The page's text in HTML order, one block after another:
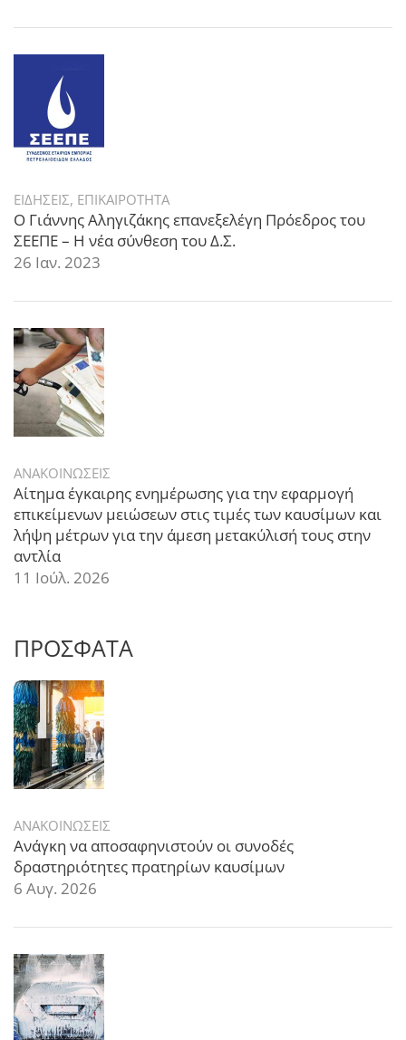
ΕΙΔΗΣΕΙΣ, ΕΠΙΚΑΙΡΟΤΗΤΑ
Ο Γιάννης Αληγιζάκης επανεξελέγη Πρόεδρος του
ΣΕΕΠΕ – Η νέα σύνθεση του Δ.Σ.
26 Ιαν. 2023
ΑΝΑΚΟΙΝΩΣΕΙΣ
Αίτημα έγκαιρης ενημέρωσης για την εφαρμογή
επικείμενων μειώσεων στις τιμές των καυσίμων και
λήψη μέτρων για την άμεση μετακύλισή τους στην
αντλία
11 Ιούλ. 2026
ΠΡΟΣΦΑΤΑ
ΑΝΑΚΟΙΝΩΣΕΙΣ
Ανάγκη να αποσαφηνιστούν οι συνοδές
δραστηριότητες πρατηρίων καυσίμων
6 Αυγ. 2026